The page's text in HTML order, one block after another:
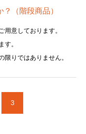
（階段商品）
用意しております。
す。
限りではありません。
3